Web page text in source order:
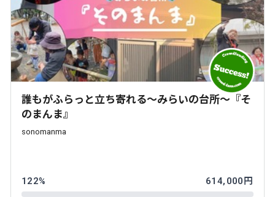
誰もがふらっと立ち寄れる～みらいの台所～『そ
のまんま』
sonomanma
122% 614,000円